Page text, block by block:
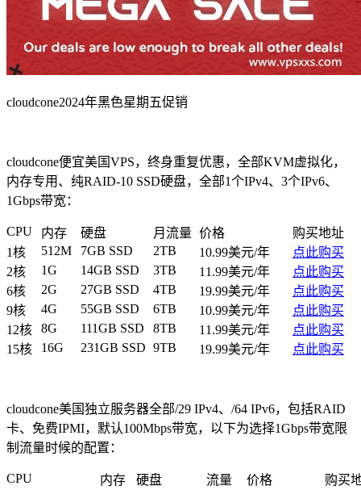
cloudcone2024年黑色星期五促销
cloudcone便宜美国VPS，终身重复优惠，全部KVM虚拟化，
内存专用、纯RAID-10 SSD硬盘，全部1个IPv4、3个IPv6、
1Gbps带宽：
CPU 内存 硬盘 月流量 价格
购买地址
1核
512M 7GB SSD 2TB 10.99美元/年
点此购买
2核
1G 14GB SSD 3TB 11.99美元/年
点此购买
6核
2G 27GB SSD 4TB 19.99美元/年
点此购买
9核
4G 55GB SSD 6TB 10.99美元/年
点此购买
12核
8G 111GB SSD 8TB 11.99美元/年
点此购买
15核
16G 231GB SSD 9TB 19.99美元/年 点此购买
cloudcone美国独立服务器全部/29 IPv4、/64 IPv6，包括RAID
卡、免费IPMI，默认100Mbps带宽，以下为选择1Gbps带宽限
制流量时候的配置：
CPU 内存 硬盘 流量 价格
购买